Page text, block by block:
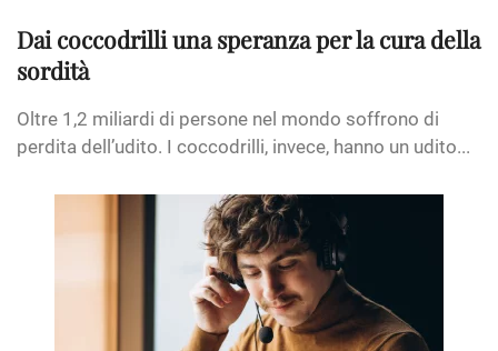
Dai coccodrilli una speranza per la cura della
sordità
Oltre 1,2 miliardi di persone nel mondo soffrono di
perdita dell’udito. I coccodrilli, invece, hanno un udito...